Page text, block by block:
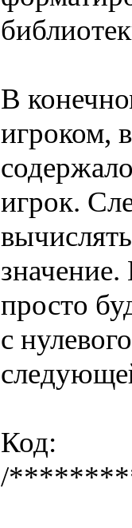
В
игроком,
игрок.
просто
с
Код:
/